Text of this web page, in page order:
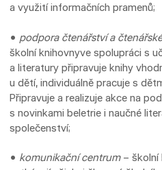
a využití informačních pramenů;
• podpora čtenářství a
školní knihovnyve spolupráci s
a literatury připravuje knihy
u dětí, individuálně pracuje s
Připravuje a realizuje akce na
s novinkami beletrie i naučné
společenství;
• komunikační centrum– školní